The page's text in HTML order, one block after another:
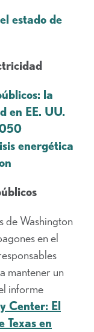
estado de
la
en EE. UU.
energética
de Washington
en el
mantener un
informe
Center: El
Texas en